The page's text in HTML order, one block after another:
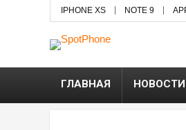
IPHONE XS NOTE 9
ГЛАВНАЯ НОВОСТИ